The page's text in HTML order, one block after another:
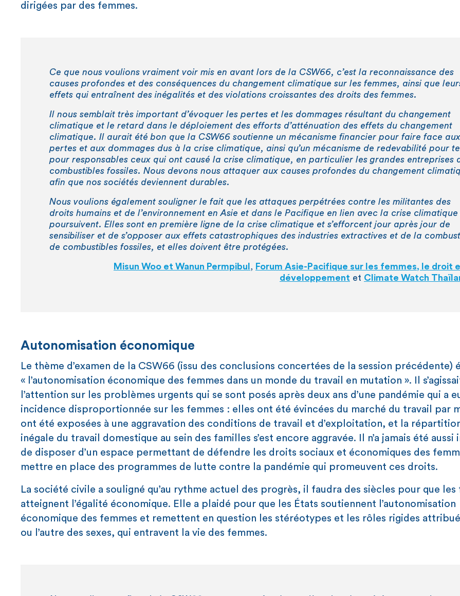
dirigées par des femmes.
Ce que nous voulions vraiment voir mis en avant lors de la CSW66, c’est la reconnaissance des
causes profondes et des conséquences du changement climatique sur les femmes, ainsi que
effets qui entraînent des inégalités et des violations croissantes des droits des femmes.
Il nous semblait très important d’évoquer les pertes et les dommages résultant du changement
climatique et le retard dans le déploiement des efforts d’atténuation des effets du changement
climatique. Il aurait été bon que la CSW66 soutienne un mécanisme financier pour faire face aux
pertes et aux dommages dus à la crise climatique, ainsi qu’un mécanisme de redevabilité pour
pour responsables ceux qui ont causé la crise climatique, en particulier les grandes entreprises
combustibles fossiles. Nous devons nous attaquer aux causes profondes du changement
afin que nos sociétés deviennent durables.
Nous voulions également souligner le fait que les attaques perpétrées contre les militantes des
droits humains et de l’environnement en Asie et dans le Pacifique en lien avec la crise climatique
poursuivent. Elles sont en première ligne de la crise climatique et s’efforcent jour après jour de
sensibiliser et de s’opposer aux effets catastrophiques des industries extractives et de la
de combustibles fossiles, et elles doivent être protégées.
Misun Woo et Wanun Permpibul , Forum Asie-Pacifique sur les femmes, le droit
développement et Climate Watch
Autonomisation économique
Le thème d’examen de la CSW66 (issu des conclusions concertées de la session précédente)
« l’autonomisation économique des femmes dans un monde du travail en mutation ». Il
l’attention sur les problèmes urgents qui se sont posés après deux ans d’une pandémie qui a
incidence disproportionnée sur les femmes : elles ont été évincées du marché du travail par
ont été exposées à une aggravation des conditions de travail et d’exploitation, et la
inégale du travail domestique au sein des familles s’est encore aggravée. Il n’a jamais été
de disposer d’un espace permettant de défendre les droits sociaux et économiques des
mettre en place des programmes de lutte contre la pandémie qui promeuvent ces droits.
La société civile a souligné qu’au rythme actuel des progrès, il faudra des siècles pour que les
atteignent l’égalité économique. Elle a plaidé pour que les États soutiennent l’autonomisation
économique des femmes et remettent en question les stéréotypes et les rôles rigides
ou l’autre des sexes, qui entravent la vie des femmes.